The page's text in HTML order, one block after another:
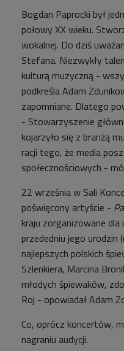
Bogdan Paprocki był
połowy XX wieku.
wokalnej. Do dziś
Stefana. Niezwykły
kulturą muzyczną -
podkreśla Adam
zapomniane. Dlatego
- Stowarzyszenie
kojarzyło się z branżą
racji tego, że media
społecznościowych -
22 września w Sali
poświęcony artyście -
kraju zorganizowane
przededniu jego urodzin
najlepszych polskich
Szlenkiera, Marcina
młodych śpiewaków,
Roj - opowiadał Adam
Co, oprócz koncertów,
nagraniu audycji.